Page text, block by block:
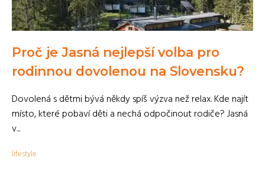
Proč je Jasná nejlepší volba pro
rodinnou dovolenou na Slovensku?
Dovolená s dětmi bývá někdy spíš výzva než relax. Kde najít
místo, které pobaví děti a nechá odpočinout rodiče? Jasná
v...
lifestyle